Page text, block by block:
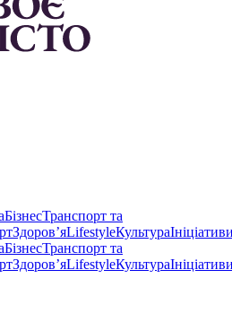
БізнесТранспорт та
ЗдоровʼяLifestyleКультура
БізнесТранспорт та
ЗдоровʼяLifestyleКультура